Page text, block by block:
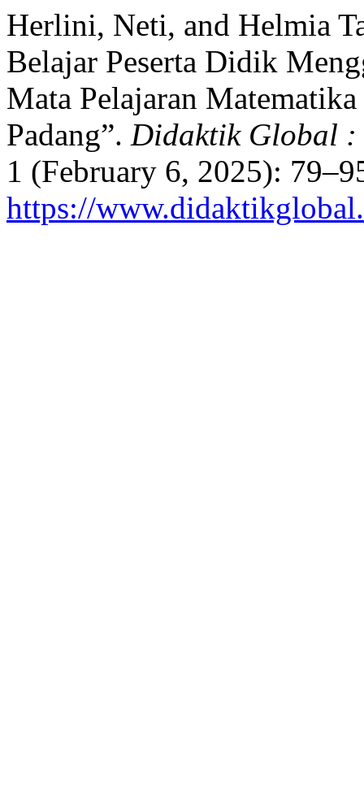
Herlini, Neti, and Helmia
Belajar Peserta Didik
Mata Pelajaran
Padang”. Didaktik Global :
1 (February 6, 2025):
https://